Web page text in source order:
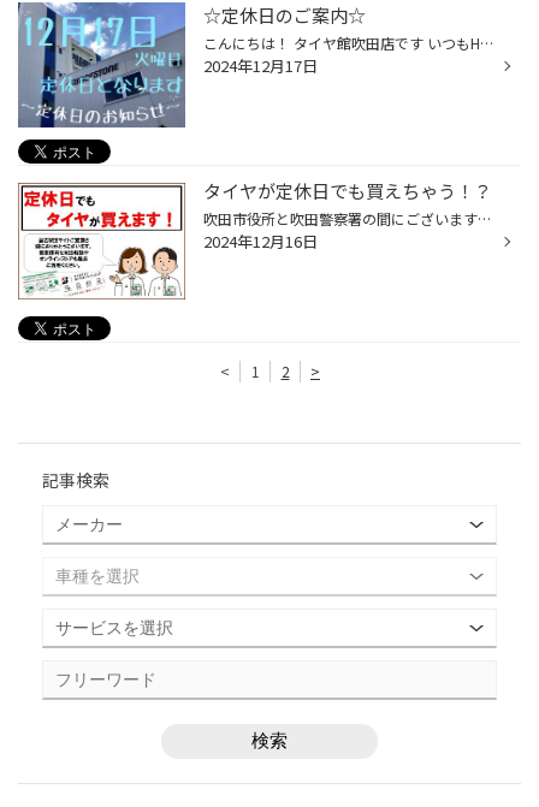
☆定休日のご案内☆
こんにちは！ タイヤ館吹田店です いつもHPをご覧頂きありがとうございます♬ ˳◌* ┈ ┈定休日のご案内┈ ┈ *◌˳ ですが、定休日中・臨時休業中でもオンラインでタイヤをご購入頂けます！ 当店はWEBでの予約を推奨しております♬ 最近では家に居ながらタイヤの商談が出来る WEB商談等も登場しております！...
2024年12月17日
タイヤが定休日でも買えちゃう！？
吹田市役所と吹田警察署の間にございますタイヤ館吹田のホームぺージをご覧頂き有難うございます！ 今週は定休日の12/17(火) にお休み頂戴致します。 ご来店いただく際はご注意下さい。 さて、少しの間タイヤ館は休みなのですが… ご安心ください！ 定休日中でもオンラインでタイヤをご購入頂けます...
2024年12月16日
< 1 2 >
記事検索